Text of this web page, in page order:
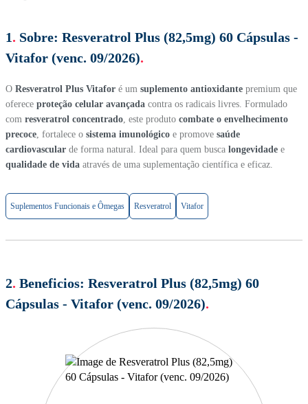
1. Sobre: Resveratrol Plus (82,5mg) 60 Cápsulas -
Vitafor (venc. 09/2026).
O Resveratrol Plus Vitafor é um suplemento antioxidante premium que
oferece proteção celular avançada contra os radicais livres. Formulado
com resveratrol concentrado , este produto combate o envelhecimento
precoce , fortalece o sistema imunológico e promove saúde
cardiovascular de forma natural. Ideal para quem busca longevidade e
qualidade de vida através de uma suplementação científica e eficaz.
Suplementos Funcionais e Ômegas Resveratrol Vitafor
2. Beneficios: Resveratrol Plus (82,5mg) 60
Cápsulas - Vitafor (venc. 09/2026).